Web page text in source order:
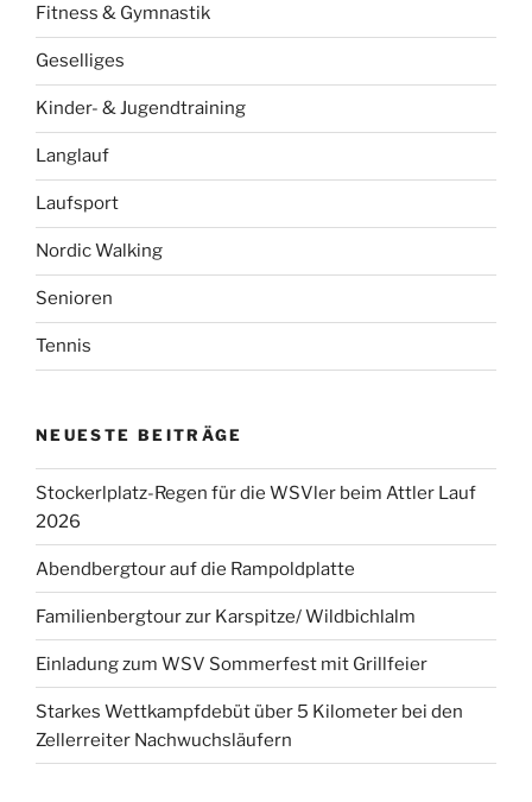
Fitness & Gymnastik
Geselliges
Kinder- & Jugendtraining
Langlauf
Laufsport
Nordic Walking
Senioren
Tennis
NEUESTE BEITRÄGE
Stockerlplatz-Regen für die WSVler beim Attler Lauf
2026
Abendbergtour auf die Rampoldplatte
Familienbergtour zur Karspitze/ Wildbichlalm
Einladung zum WSV Sommerfest mit Grillfeier
Starkes Wettkampfdebüt über 5 Kilometer bei den
Zellerreiter Nachwuchsläufern